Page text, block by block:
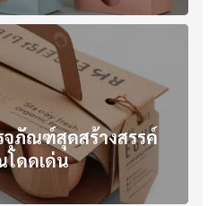
จุภัณฑ์สุดสร้างสรรค์
ดดเด่น